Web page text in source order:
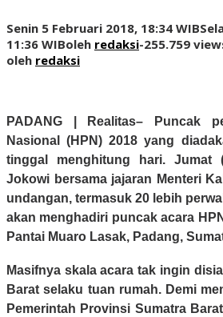
Senin 5 Februari 2018, 18:34 WIB
11:36 WIBoleh redaksi-255.759
oleh redaksi
PADANG | Realitas– Puncak
Nasional (HPN) 2018 yang
tinggal menghitung hari. Jumat
Jokowi bersama jajaran Menteri
undangan, termasuk 20 lebih
akan menghadiri puncak acara
Pantai Muaro Lasak, Padang,
Masifnya skala acara tak ingin
Barat selaku tuan rumah. Demi
Pemerintah Provinsi Sumatra